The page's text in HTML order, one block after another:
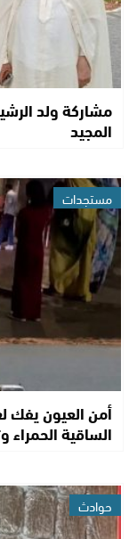
مشاركة ولد
المجيد
مستجدات
أمن العيون يفك
الساقية الحمراء وتوقف 6
حوادث